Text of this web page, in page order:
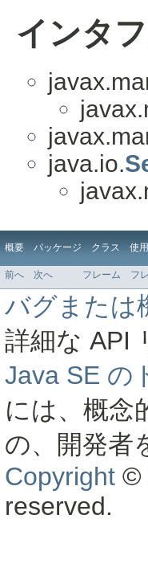
インタ
java.io.
概要 パッケージ クラス 使用
前へ 次へ フレーム フ
バグまたは
詳細な API
Java SE の
には、概念
の、開発者
Copyright ©
reserved.